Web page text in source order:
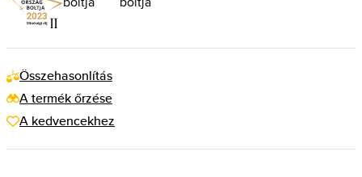
Összehasonlítás
A termék őrzése
A kedvencekhez